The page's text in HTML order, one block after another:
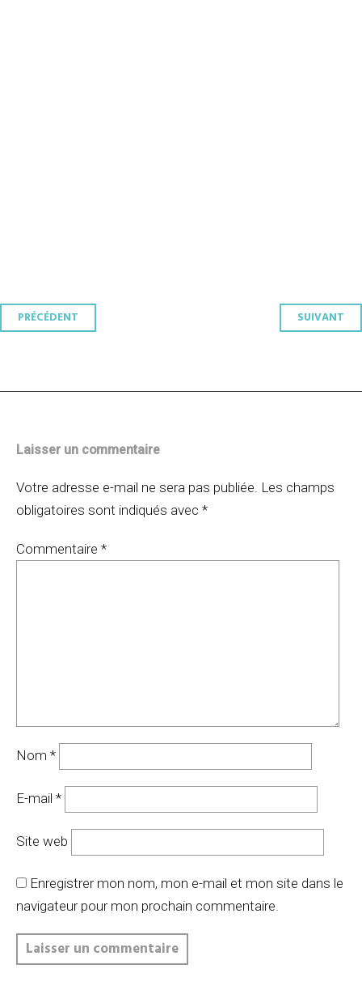
Navigation
PRÉCÉDENT SUIVANT
Laisser un commentaire
Votre adresse e-mail ne sera pas publiée. Les champs
obligatoires sont indiqués avec *
Commentaire *
Nom *
E-mail *
Site web
Enregistrer mon nom, mon e-mail et mon site dans le
navigateur pour mon prochain commentaire.